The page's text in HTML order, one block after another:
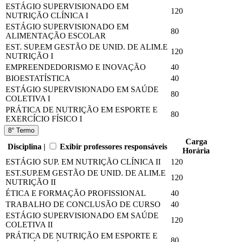
ESTÁGIO SUPERVISIONADO EM
NUTRIÇÃO CLÍNICA I
120
ESTÁGIO SUPERVISIONADO EM
ALIMENTAÇÃO ESCOLAR
80
EST. SUP.EM GESTÃO DE UNID. DE ALIM.E
NUTRIÇÃO I
120
EMPREENDEDORISMO E INOVAÇÃO
40
BIOESTATÍSTICA
40
ESTÁGIO SUPERVISIONADO EM SAÚDE
COLETIVA I
80
PRÁTICA DE NUTRIÇÃO EM ESPORTE E
EXERCÍCIO FÍSICO I
80
8° Termo
Disciplina | Exibir professores responsáveis
Carga
Horária
ESTÁGIO SUP. EM NUTRIÇÃO CLÍNICA II
120
EST.SUP.EM GESTÃO DE UNID. DE ALIM.E
NUTRIÇÃO II
120
ÉTICA E FORMAÇÃO PROFISSIONAL
40
TRABALHO DE CONCLUSÃO DE CURSO
40
ESTÁGIO SUPERVISIONADO EM SAÚDE
COLETIVA II
120
PRÁTICA DE NUTRIÇÃO EM ESPORTE E
80